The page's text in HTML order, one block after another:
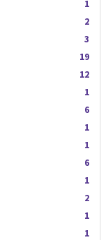
1
2
3
19
12
1
6
1
1
6
1
2
1
1